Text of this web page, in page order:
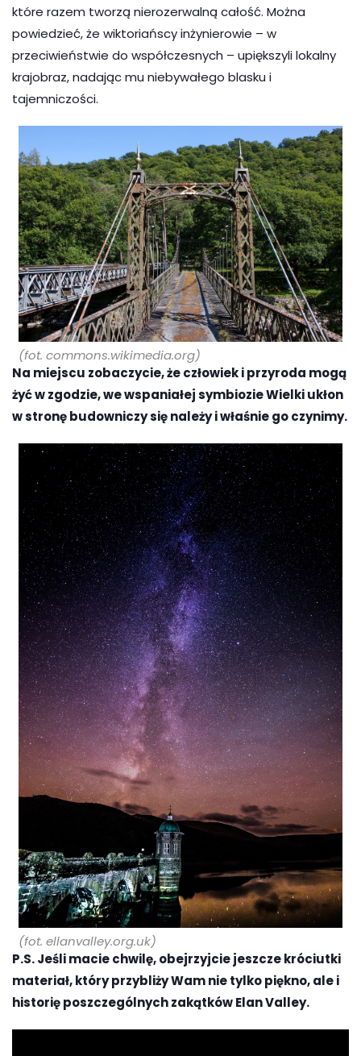
które razem tworzą nierozerwalną całość. Można
powiedzieć, że wiktoriańscy inżynierowie – w
przeciwieństwie do współczesnych – upiększyli lokalny
krajobraz, nadając mu niebywałego blasku i
tajemniczości.
(fot. commons.wikimedia.org)
Na miejscu zobaczycie, że człowiek i przyroda mogą
żyć w zgodzie, we wspaniałej symbiozie Wielki ukłon
w stronę budowniczy się należy i właśnie go czynimy.
(fot. ellanvalley.org.uk)
P.S. Jeśli macie chwilę, obejrzyjcie jeszcze króciutki
materiał, który przybliży Wam nie tylko piękno, ale i
historię poszczególnych zakątków Elan Valley.